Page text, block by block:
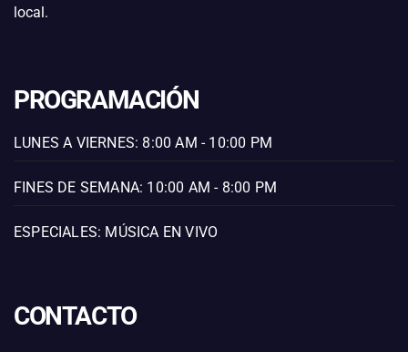
local.
PROGRAMACIÓN
LUNES A VIERNES: 8:00 AM - 10:00 PM
FINES DE SEMANA: 10:00 AM - 8:00 PM
ESPECIALES: MÚSICA EN VIVO
CONTACTO